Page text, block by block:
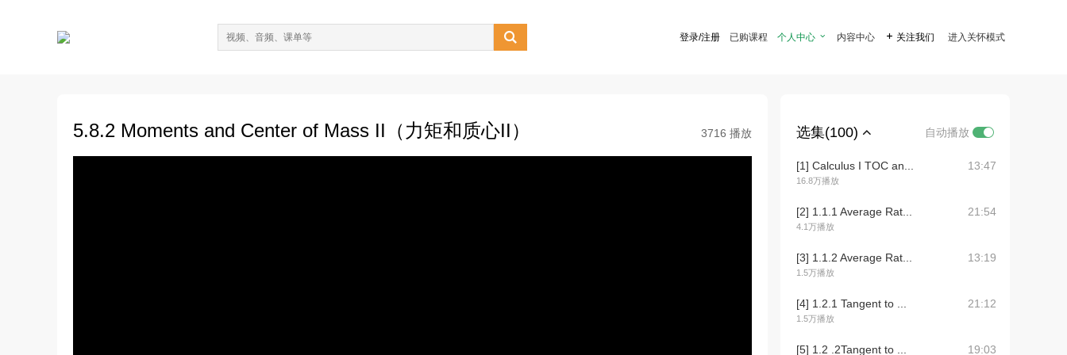
 登录/注册 已购课程 个人中心  内容中心  关注我们 进入关怀模式
5.8.2 Moments and Center of Mass II（力矩和质心II） 3716 播放 选集(100) 自动播放
[1] Calculus I TOC an...
16.8万播放
13:47
[2] 1.1.1 Average Rat...
4.1万播放
21:54
[3] 1.1.2 Average Rat...
1.5万播放
13:19
[4] 1.2.1 Tangent to ...
1.5万播放
21:12
[5] 1.2 .2Tangent to ... 19:03